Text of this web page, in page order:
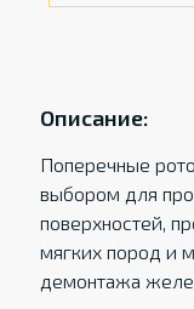
Описание:
Поперечные
выбором для
поверхностей,
мягких пород и
демонтажа